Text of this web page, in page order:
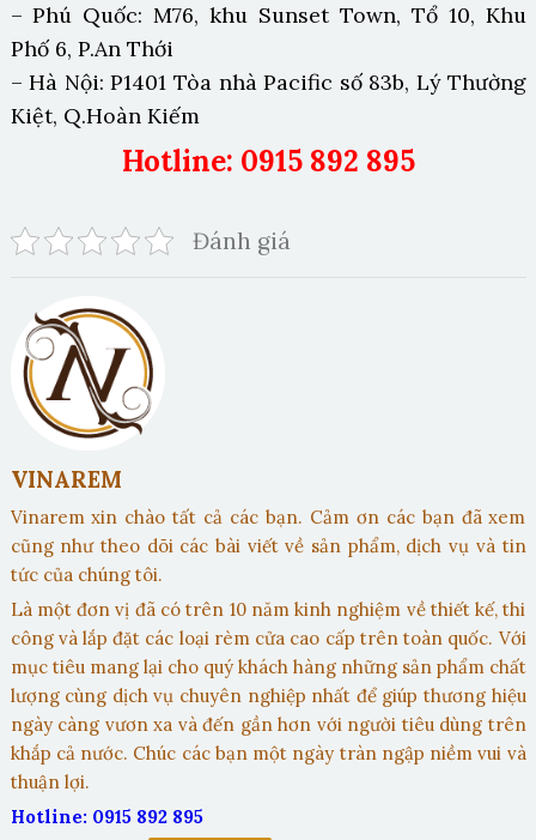
– Phú Quốc: M76, khu Sunset Town, Tổ 10, Khu
Phố 6, P.An Thới
– Hà Nội: P1401 Tòa nhà Pacific số 83b, Lý Thường
Kiệt, Q.Hoàn Kiếm
Hotline: 0915 892 895
Đánh giá
VINAREM
Vinarem xin chào tất cả các bạn. Cảm ơn các bạn đã xem
cũng như theo dõi các bài viết về sản phẩm, dịch vụ và tin
tức của chúng tôi.
Là một đơn vị đã có trên 10 năm kinh nghiệm về thiết kế, thi
công và lắp đặt các loại rèm cửa cao cấp trên toàn quốc. Với
mục tiêu mang lại cho quý khách hàng những sản phẩm chất
lượng cùng dịch vụ chuyên nghiệp nhất để giúp thương hiệu
ngày càng vươn xa và đến gần hơn với người tiêu dùng trên
khắp cả nước. Chúc các bạn một ngày tràn ngập niềm vui và
thuận lợi.
Hotline: 0915 892 895